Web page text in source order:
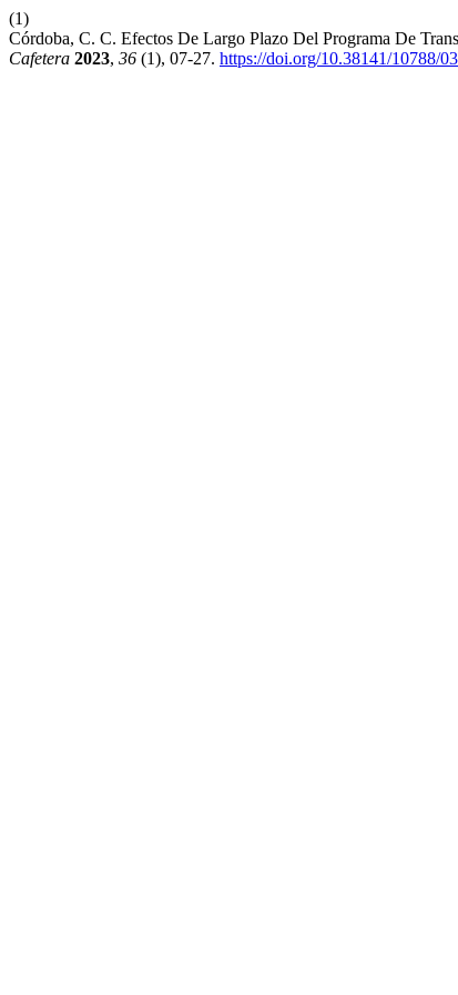
(1)
Córdoba, C. C. Efectos De Largo Plazo Del Programa De
Cafetera 2023, 36 (1), 07-27. https://doi.org/10.38141/10788/